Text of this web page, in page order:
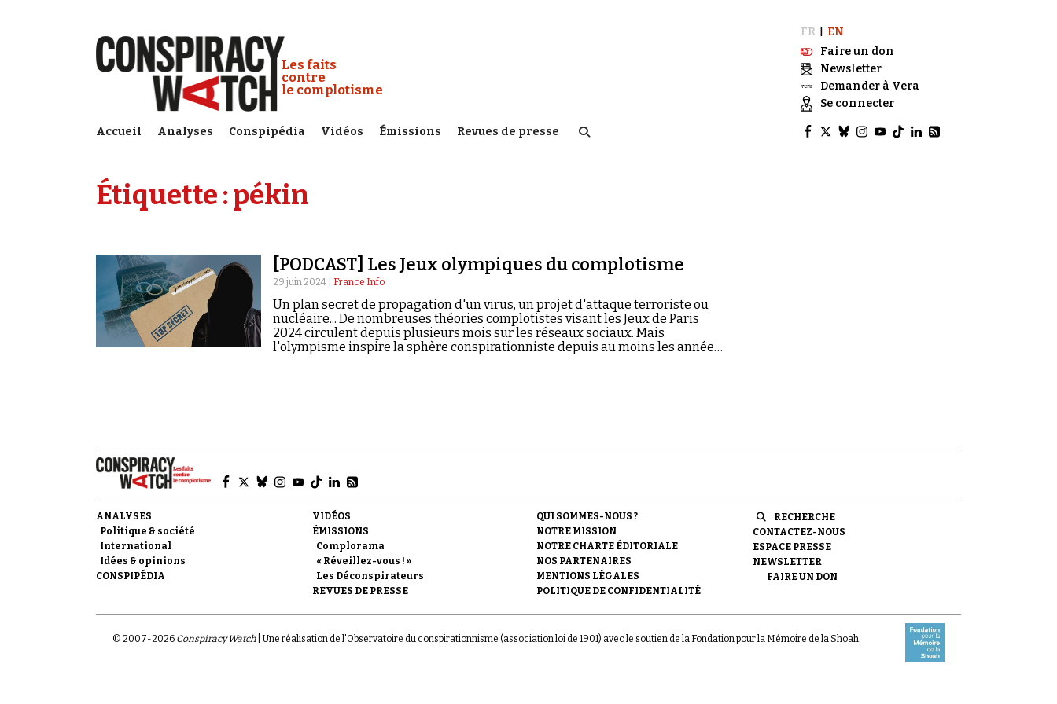
Conspiracy Watch :
Les faits
contre
le complotisme
Accueil Analyses Conspipédia Vidéos Émissions Revues de presse
FR
EN
Faire un don
Newsletter
Demander à Vera
Se connecter
Étiquette :pékin
[PODCAST] Les Jeux olympiques du complotisme
29 juin 2024 | France Info
Un plan secret de propagation d'un virus, un projet d'attaque terroriste ou
nucléaire... De nombreuses théories complotistes visant les Jeux de Paris
2024 circulent depuis plusieurs mois sur les réseaux sociaux. Mais
l'olympisme inspire la sphère conspirationniste depuis au moins les années
ANALYSES
Politique & société
International
Idées & opinions
CONSPIPÉDIA
VIDÉOS
ÉMISSIONS
Complorama
« Réveillez-vous ! »
Les Déconspirateurs
REVUES DE PRESSE
QUI SOMMES-NOUS ?
NOTRE MISSION
NOTRE CHARTE ÉDITORIALE
NOS PARTENAIRES
MENTIONS LÉGALES
POLITIQUE DE CONFIDENTIALITÉ
RECHERCHE
CONTACTEZ-NOUS
ESPACE PRESSE
NEWSLETTER
FAIRE UN DON
© 2007-2026 Conspiracy Watch| Une réalisation de l'Observatoire du conspirationnisme (association loi de 1901) avec le soutien de la Fondation pour la Mémoire de la Shoah.